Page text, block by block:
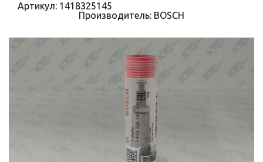
Артикул: 1418325145
Производитель: BOSCH